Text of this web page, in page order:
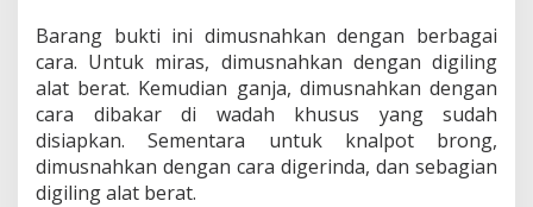
S
i
t
a
a
n
Barang bukti ini dimusnahkan dengan berbagai
cara. Untuk miras, dimusnahkan dengan digiling
alat berat. Kemudian ganja, dimusnahkan dengan
cara dibakar di wadah khusus yang sudah
disiapkan. Sementara untuk knalpot brong,
dimusnahkan dengan cara digerinda, dan sebagian
digiling alat berat.